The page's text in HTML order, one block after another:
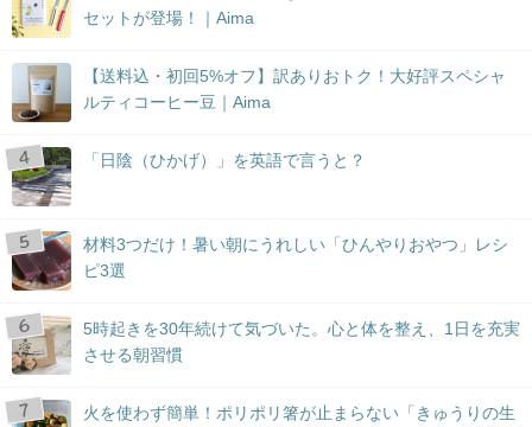
セットが登場！｜Aima
【送料込・初回5%オフ】訳ありおトク！大好評スペシャ
ルティコーヒー豆｜Aima
「日陰（ひかげ）」を英語で言うと？
材料3つだけ！暑い朝にうれしい「ひんやりおやつ」レシ
ピ3選
5時起きを30年続けて気づいた。心と体を整え、1日を充実
させる朝習慣
火を使わず簡単！ポリポリ箸が止まらない「きゅうりの生